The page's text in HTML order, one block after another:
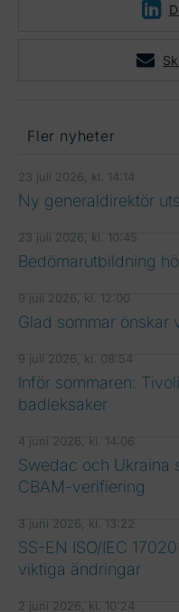
Fler nyheter
23 juli 2026, kl. 14:14
Ny generaldirektör
23 juli 2026, kl. 10:45
Bedömarutbildning
9 juli 2026, kl. 12:00
Glad sommar önskar
9 juli 2026, kl. 08:54
Inför sommaren:
badleksaker
4 juni 2026, kl. 14:06
Swedac och Ukraina
CBAM-verifiering
3 juni 2026, kl. 13:22
SS-EN ISO/IEC
viktiga ändringar
2 juni 2026, kl. 10:24